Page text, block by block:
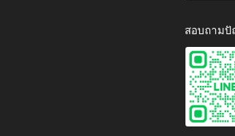
สอบถามปั